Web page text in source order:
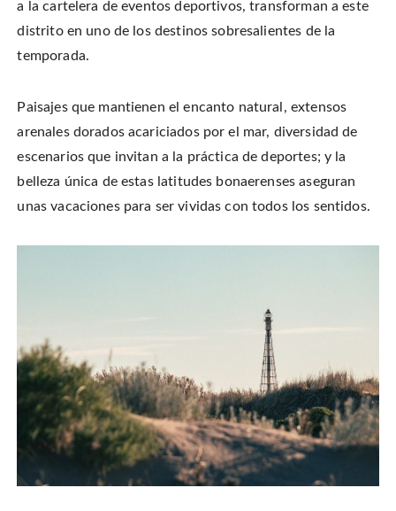
a la cartelera de eventos deportivos, transforman a este
distrito en uno de los destinos sobresalientes de la
temporada.
Paisajes que mantienen el encanto natural, extensos
arenales dorados acariciados por el mar, diversidad de
escenarios que invitan a la práctica de deportes; y la
belleza única de estas latitudes bonaerenses aseguran
unas vacaciones para ser vividas con todos los sentidos.